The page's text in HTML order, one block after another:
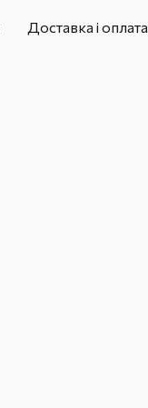
Доставка і оплата